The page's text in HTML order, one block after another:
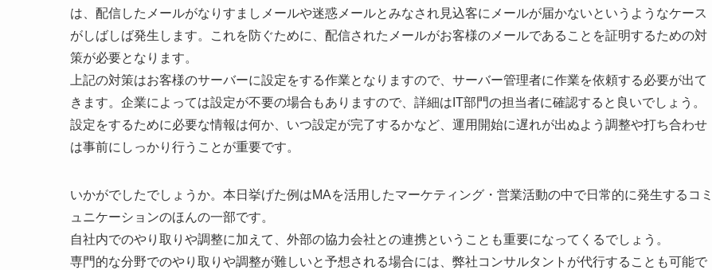
は、配信したメールがなりすましメールや迷惑メールとみなされ見込客にメールが届かないというようなケース
がしばしば発生します。これを防ぐために、配信されたメールがお客様のメールであることを証明するための対
策が必要となります。
上記の対策はお客様のサーバーに設定をする作業となりますので、サーバー管理者に作業を依頼する必要が出て
きます。企業によっては設定が不要の場合もありますので、詳細はIT部門の担当者に確認すると良いでしょう。
設定をするために必要な情報は何か、いつ設定が完了するかなど、運用開始に遅れが出ぬよう調整や打ち合わせ
は事前にしっかり行うことが重要です。
いかがでしたでしょうか。本日挙げた例はMAを活用したマーケティング・営業活動の中で日常的に発生するコミ
ュニケーションのほんの一部です。
自社内でのやり取りや調整に加えて、外部の協力会社との連携ということも重要になってくるでしょう。
専門的な分野でのやり取りや調整が難しいと予想される場合には、弊社コンサルタントが代行することも可能で